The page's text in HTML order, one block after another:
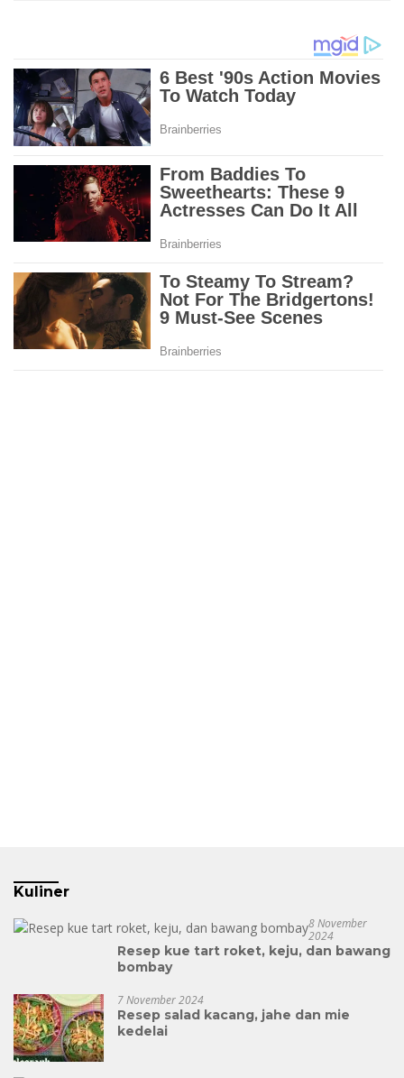
Kuliner
8 November
2024
Resep kue tart roket, keju, dan bawang
bombay
7 November 2024
Resep salad kacang, jahe dan mie
kedelai